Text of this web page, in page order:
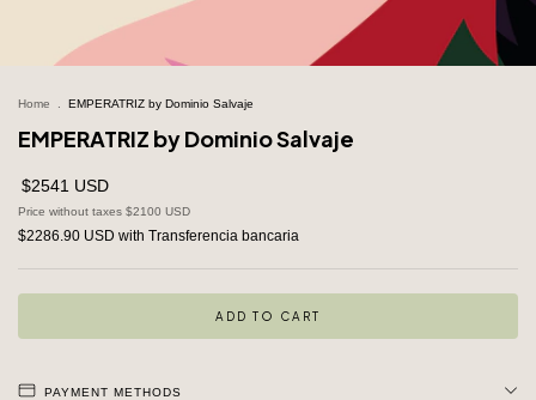
Home EMPERATRIZ by Dominio Salvaje
EMPERATRIZ by Dominio Salvaje
$2541 USD
Price without taxes $2100 USD
$2286.90 USD with Transferencia bancaria
PAYMENT METHODS